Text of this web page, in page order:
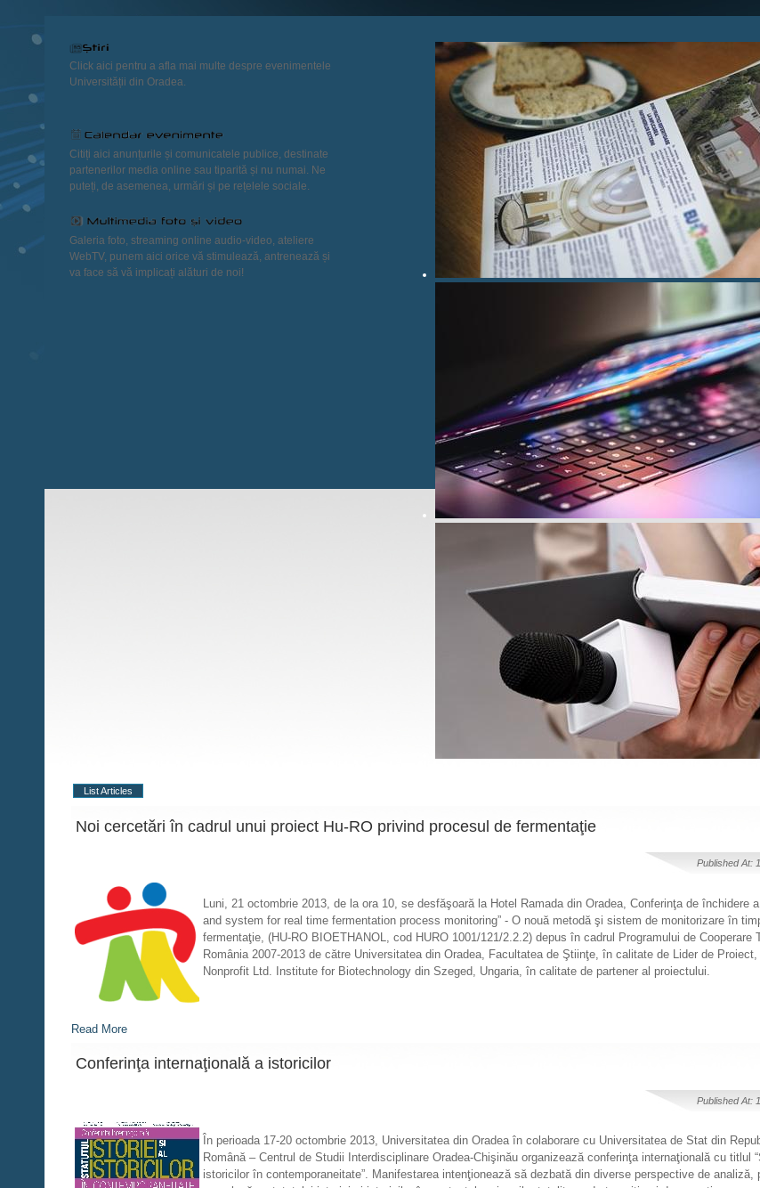
Click aici pentru a afla mai multe despre evenimentele
Universității din Oradea.
Citiți aici anunțurile și comunicatele publice, destinate
partenerilor media online sau tiparită și nu numai. Ne
puteți, de asemenea, urmări și pe rețelele sociale.
Galeria foto, streaming online audio-video, ateliere
WebTV, punem aici orice vă stimulează, antrenează și
va face să vă implicați alături de noi!
List Articles
Noi cercetări în cadrul unui proiect Hu-RO privind procesul de fermentaţie
Published At:
Luni, 21 octombrie 2013, de la ora 10, se desfăşoară la Hotel Ramada din Oradea, Conferinţa de închidere
and system for real time fermentation process monitoring” - O nouă metodă şi sistem de monitorizare în
fermentaţie, (HU-RO BIOETHANOL, cod HURO 1001/121/2.2.2) depus în cadrul Programului de Cooperare
România 2007-2013 de către Universitatea din Oradea, Facultatea de Ştiinţe, în calitate de Lider de
Nonprofit Ltd. Institute for Biotechnology din Szeged, Ungaria, în calitate de partener al proiectului.
Read More
Conferinţa internaţională a istoricilor
Published At:
În perioada 17-20 octombrie 2013, Universitatea din Oradea în colaborare cu Universitatea de Stat din
Română – Centrul de Studii Interdisciplinare Oradea-Chişinău organizează conferinţa internaţională cu titlul
istoricilor în contemporaneitate”. Manifestarea intenţionează să dezbată din diverse perspective de analiză,